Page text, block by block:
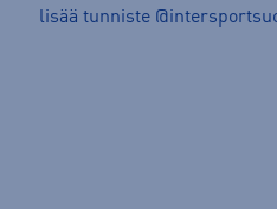
lisää tunniste